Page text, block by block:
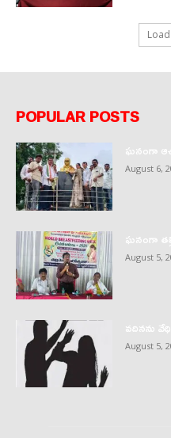
POPULAR POSTS
ఘనంగా
August 6,
ఘనంగా
August 5,
వదినను
August 5,